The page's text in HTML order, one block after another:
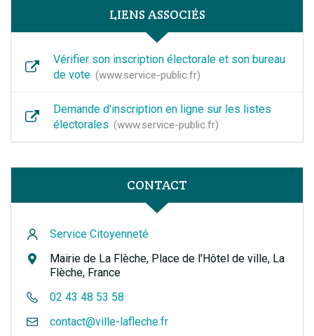
LIENS ASSOCIÉS
Vérifier son inscription électorale et son bureau
de vote
www.service-public.fr
Demande d'inscription en ligne sur les listes
électorales
www.service-public.fr
CONTACT
Service Citoyenneté
Mairie de La Flèche, Place de l'Hôtel de ville, La
Flèche, France
02 43 48 53 58
contact@ville-lafleche.fr